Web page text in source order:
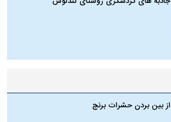
از بین بردن حشرات برنج